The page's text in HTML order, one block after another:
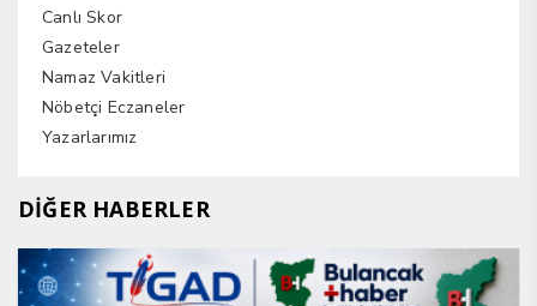
Canlı Skor
Gazeteler
Namaz Vakitleri
Nöbetçi Eczaneler
Yazarlarımız
DİĞER HABERLER